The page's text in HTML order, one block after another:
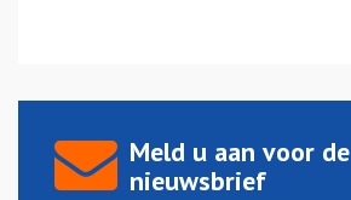
Meld u aan voor de
nieuwsbrief